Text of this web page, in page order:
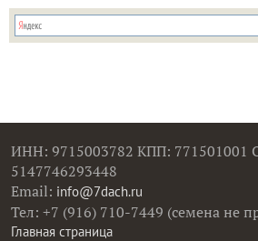
ИНН: 9715003782 КПП: 771501001
5147746293448
Email: info@7dach.ru
Тел: +7 (916) 710-7449 (семена не
Главная страница